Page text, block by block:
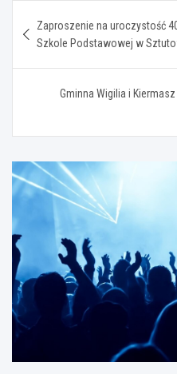
wpisu
Zaproszenie na uroczystość
Szkole Podstawowej w
Gminna Wigilia i